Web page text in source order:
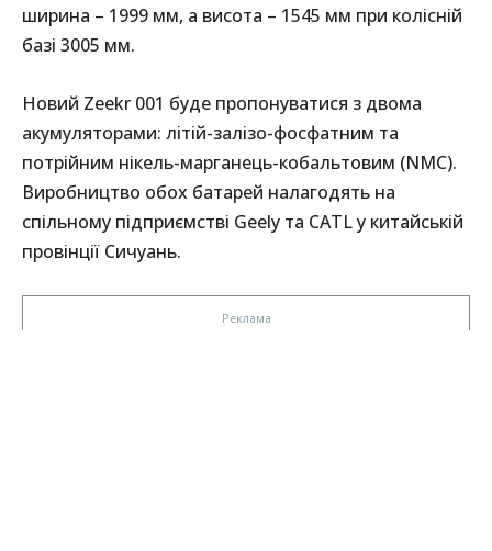
ширина – 1999 мм, а висота – 1545 мм при колісній
базі 3005 мм.
Новий Zeekr 001 буде пропонуватися з двома
акумуляторами: літій-залізо-фосфатним та
потрійним нікель-марганець-кобальтовим (NMC).
Виробництво обох батарей налагодять на
спільному підприємстві Geely та CATL у китайській
провінції Сичуань.